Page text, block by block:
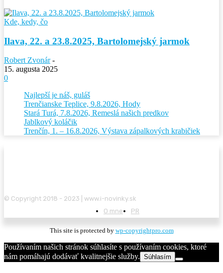
Kde, kedy, čo
Ilava, 22. a 23.8.2025, Bartolomejský jarmok
Robert Zvonár -
15. augusta 2025
0
Najlepší je náš, guláš
Trenčianske Teplice, 9.8.2026, Hody
Stará Turá, 7.8.2026, Remeslá našich predkov
Jablkový koláčik
Trenčín, 1. – 16.8.2026, Výstava zápalkových krabičiek
© Copyright 2018 - 2023 | www.i-novinky.sk
O mne
PR
This site is protected by wp-copyrightpro.com
Používaním našich stránok súhlasíte s používaním cookies, ktoré
nám pomáhajú dodávať kvalitnejšie služby. Súhlasím